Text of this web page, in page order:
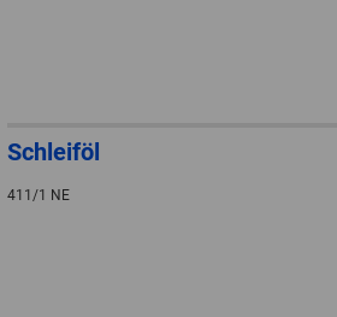
Schleiföl
411/1 NE